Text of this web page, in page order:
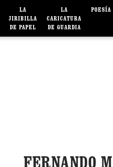
LA
JIRIBILLA
DE PAPEL
LA
CARICATURA
DE GUARDIA
POESÍA
FERNANDO